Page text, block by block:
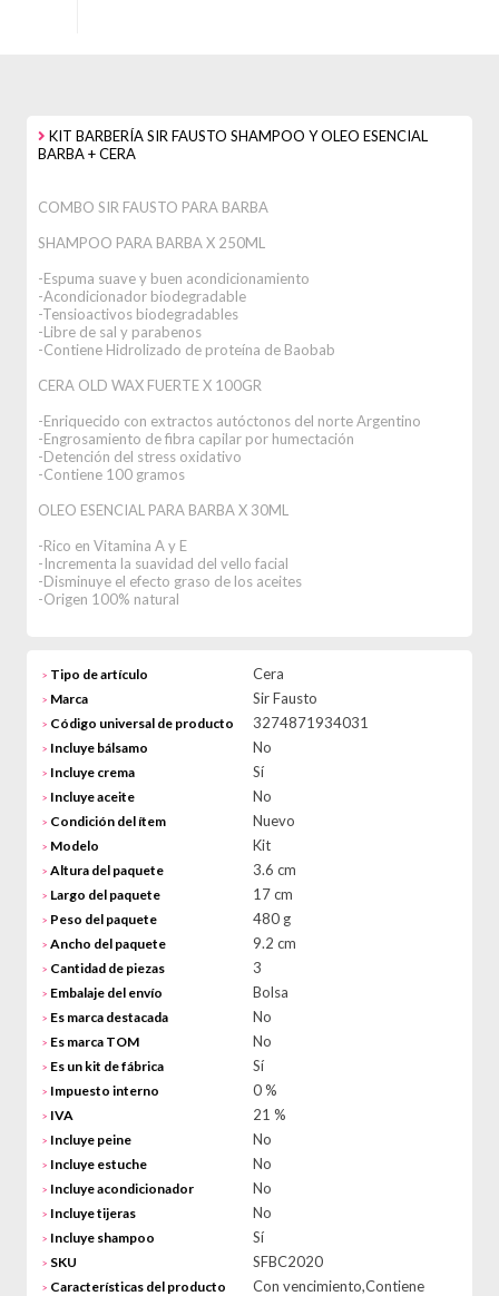
KIT BARBERÍA SIR FAUSTO SHAMPOO Y OLEO ESENCIAL
BARBA + CERA
COMBO SIR FAUSTO PARA BARBA
SHAMPOO PARA BARBA X 250ML
-Espuma suave y buen acondicionamiento
-Acondicionador biodegradable
-Tensioactivos biodegradables
-Libre de sal y parabenos
-Contiene Hidrolizado de proteína de Baobab
CERA OLD WAX FUERTE X 100GR
-Enriquecido con extractos autóctonos del norte Argentino
-Engrosamiento de fibra capilar por humectación
-Detención del stress oxidativo
-Contiene 100 gramos
OLEO ESENCIAL PARA BARBA X 30ML
-Rico en Vitamina A y E
-Incrementa la suavidad del vello facial
-Disminuye el efecto graso de los aceites
-Origen 100% natural
> Tipo de artículo Cera
> Marca Sir Fausto
> Código universal de producto 3274871934031
> Incluye bálsamo No
> Incluye crema Sí
> Incluye aceite No
> Condición del ítem Nuevo
> Modelo Kit
> Altura del paquete 3.6 cm
> Largo del paquete 17 cm
> Peso del paquete 480 g
> Ancho del paquete 9.2 cm
> Cantidad de piezas 3
> Embalaje del envío Bolsa
> Es marca destacada No
> Es marca TOM No
> Es un kit de fábrica Sí
> Impuesto interno 0 %
> IVA 21 %
> Incluye peine No
> Incluye estuche No
> Incluye acondicionador No
> Incluye tijeras No
> Incluye shampoo Sí
> SKU SFBC2020
> Características del producto
Con vencimiento,Contiene